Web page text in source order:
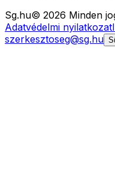
Sg.hu© 2026 Minden
Adatvédelmi nyilatkozat
szerkesztoseg@sg.hu